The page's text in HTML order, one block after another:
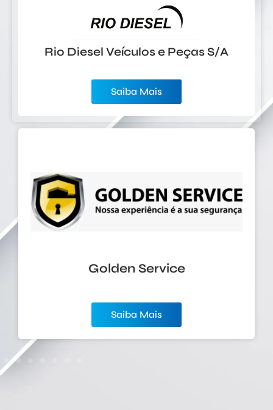
Rio Diesel Veículos e Peças S/A
Saiba Mais
Golden Service
Saiba Mais